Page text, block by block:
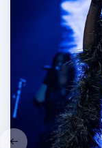
- VIP
oturmalı
- VIP bilet
telefonu
gerekmektedir.
- VIP bilet
ile masa ve